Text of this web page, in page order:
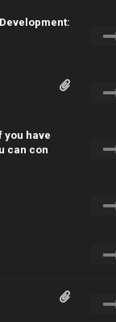
you have
can con